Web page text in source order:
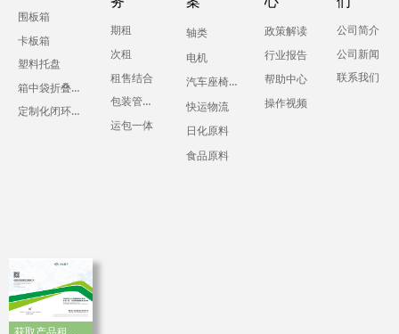
围板箱
卡板箱
塑料托盘
箱中袋折叠液体吨箱
定制化闭环运输包装
期租
次租
租售结合
包装管理服务
运包一体
轴类
电机
汽车座椅零部件
快运物流
日化原料
食品原料
政策解读
行业报告
帮助中心
操作视频
公司简介
公司新闻
联系我们